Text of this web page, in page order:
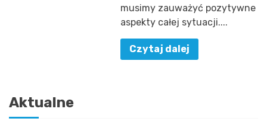
musimy zauważyć pozytywne
aspekty całej sytuacji....
Czytaj dalej
Aktualne